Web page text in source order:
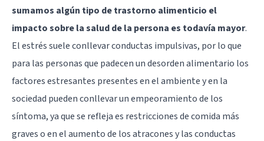
sumamos algún tipo de trastorno alimenticio el
impacto sobre la salud de la persona es todavía mayor.
El estrés suele conllevar conductas impulsivas, por lo que
para las personas que padecen un desorden alimentario los
factores estresantes presentes en el ambiente y en la
sociedad pueden conllevar un empeoramiento de los
síntoma, ya que se refleja es restricciones de comida más
graves o en el aumento de los atracones y las conductas